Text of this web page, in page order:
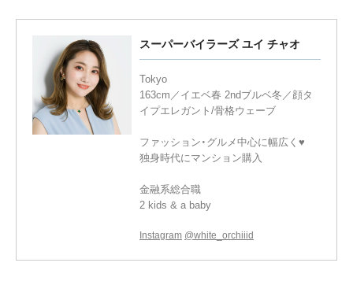
スーパーバイラーズ ユイ チャオ
Tokyo
163cm／イエベ春 2ndブルベ冬／顔タ
イプエレガント/骨格ウェーブ
ファッション・グルメ中心に幅広く♥
独身時代にマンション購入
金融系総合職
2 kids & a baby
Instagram @white_orchiiid